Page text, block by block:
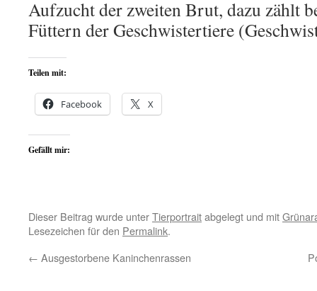
Aufzucht der zweiten Brut, dazu zählt
Füttern der Geschwistertiere
Teilen mit:
Facebook X
Gefällt mir:
Dieser Beitrag wurde unterTierportraitabgelegt und mit
Lesezeichen für den Permalink.
← Ausgestorbene Kaninchenrassen